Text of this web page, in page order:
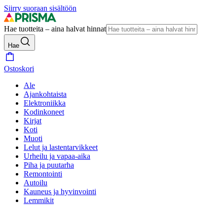
Siirry suoraan sisältöön
Hae tuotteita – aina halvat hinnat
Hae
Ostoskori
Ale
Ajankohtaista
Elektroniikka
Kodinkoneet
Kirjat
Koti
Muoti
Lelut ja lastentarvikkeet
Urheilu ja vapaa-aika
Piha ja puutarha
Remontointi
Autoilu
Kauneus ja hyvinvointi
Lemmikit